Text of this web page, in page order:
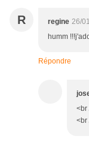
R regine 26/
humm
Répondre
<br
<br